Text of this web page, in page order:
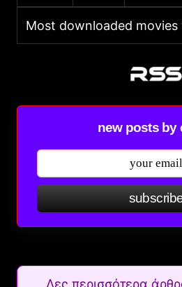
Most downloaded
new posts by
Δες περισσότερα